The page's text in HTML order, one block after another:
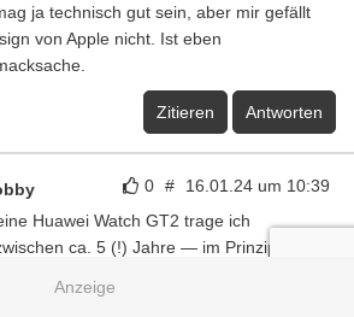
ja technisch gut sein, aber mir gefällt
von Apple nicht. Ist eben
Zitieren Antworten
0 # 16.01.24 um 10:39
Huawei Watch GT2 trage ich
ca. 5 (!) Jahre — im Prinzip Tag
Akku hält immer noch mindestens EINE